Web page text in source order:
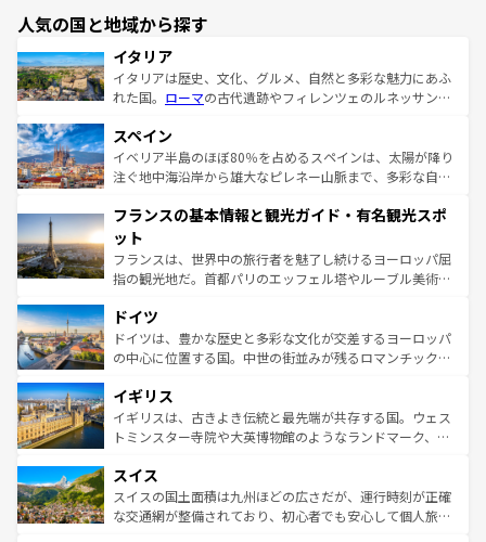
人気の国と地域から探す
イタリア
イタリアは歴史、文化、グルメ、自然と多彩な魅力にあふ
れた国。 ローマの古代遺跡やフィレンツェのルネッサンス
ろん、トスカーナの美しい田園風景やアマルフィ海岸の絶
景など、自然景観も見逃せない。観光の合間には、本場の
ピザやパスタなど、絶品のイタリア料理を堪能することも
ませてくれるイタリアで、忘れられない旅をしてみよう！
なお、新着のイタリア情報は
しい。
スペイン
イベリア半島のほぼ80％を占めるスペインは、太陽が降り
注ぐ地中海沿岸から雄大なピレネー山脈まで、多彩な自然
文化が根付くこの国では、情熱的なフラメンコ、熱気あふ
れる闘牛、そして美味しいタパスが生活の一部となってい
る。首都マドリードの洗練された雰囲気や、バルセロナの
アートに溢れた街角から、地方では古代ローマ遺跡や中世
せる。地方によって風土や気候が異なるスペインはその個
性で訪れる人を魅了する。 なお、新着のスペイン情報は コ
ンテンツ一覧を参照してほしい。
フランスの基本情報と観光ガイド・有名観光スポ
ット
フランスは、世界中の旅行者を魅了し続けるヨーロッパ屈
指の観光地だ。首都パリのエッフェル塔やルーブル美術館
で、幅広い魅力が詰まっている。華麗な宮殿、歴史的な大
聖堂、美しいビーチ、そして豊かな自然が、訪れる者を心
から魅了する。また、フランスは美食の国としても知ら
いる。シャンパンの発祥地であるランス、プロヴァンスの
香り高いラベンダー畑など、多彩な楽しみ方が可能だ。さ
らに、パリ以外の地域にも魅力が溢れており、どの街角に
れる地方に足を運ぶとそれぞれで全く異なる文化を体験で
きるだろう。 なお、新着のフランス情報はコンテンツ一覧
を参照してほしい。
ドイツ
ドイツは、豊かな歴史と多彩な文化が交差するヨーロッパ
の中心に位置する国。中世の街並みが残るロマンチック街
顔を持つこの国は、どこを歩いても飽きることがない。ベ
ルリンの文化的活気、バイエルン州のアルプスの絶景、そ
してライン川沿いのワイン畑といった風景は必見。ビール
は、お酒好きな人にはぜひ体験してほしい。 なお、新着の
ドイツ情報はコンテンツ一覧を参照してほしい。
イギリス
イギリスは、古きよき伝統と最先端が共存する国。ウェス
トミンスター寺院や大英博物館のようなランドマーク、歴
リアごとに異なる魅力がある。また、優雅なアフタヌーン
ティー、ビール好きにはたまらない英国パブ、サッカー観
戦など、本場だからこそできる体験も豊富。イギリスを旅
スイス
スイスの国土面積は九州ほどの広さだが、運行時刻が正確
な交通網が整備されており、初心者でも安心して個人旅行